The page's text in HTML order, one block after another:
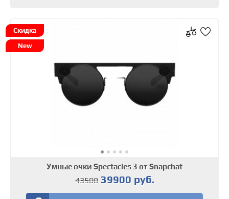
Скидка
New
Умные очки Spectacles 3 от Snapchat
4350039900 руб.